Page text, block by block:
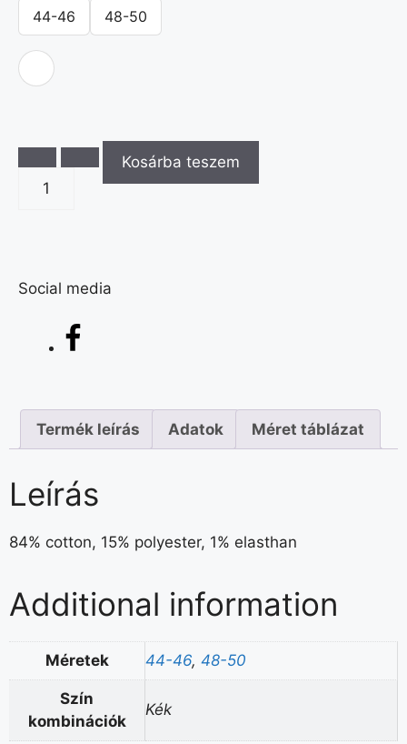
44-46 48-50
Kosárba teszem
Social media
Termék leírás Adatok Méret táblázat
Leírás
84% cotton, 15% polyester, 1% elasthan
Additional information
Méretek 44-46, 48-50
Szín
kombinációk
Kék